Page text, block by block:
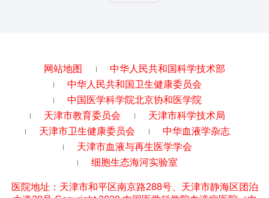
网站地图
中华人民共和国科学技术部
中华人民共和国卫生健康委员会
中国医学科学院北京协和医学院
天津市教育委员会
天津市科学技术局
天津市卫生健康委员会
中华血液学杂志
天津市血液与再生医学学会
细胞生态海河实验室
医院地址：天津市和平区南京路288号、天津市静海区团泊